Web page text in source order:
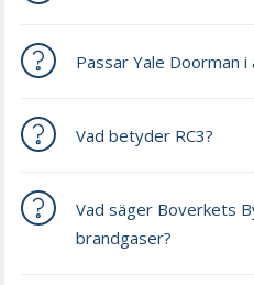
Passar Yale Doorman
Vad betyder RC3?
Vad säger Boverkets
brandgaser?